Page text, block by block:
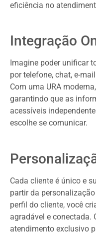
eficiência no
Integração
Imagine poder unificar
por telefone, chat, e-
Com uma URA
garantindo que as
acessíveis
escolhe se comunicar.
Cada cliente é único e
partir da
perfil do cliente, você
agradável e conectada.
atendimento exclusivo